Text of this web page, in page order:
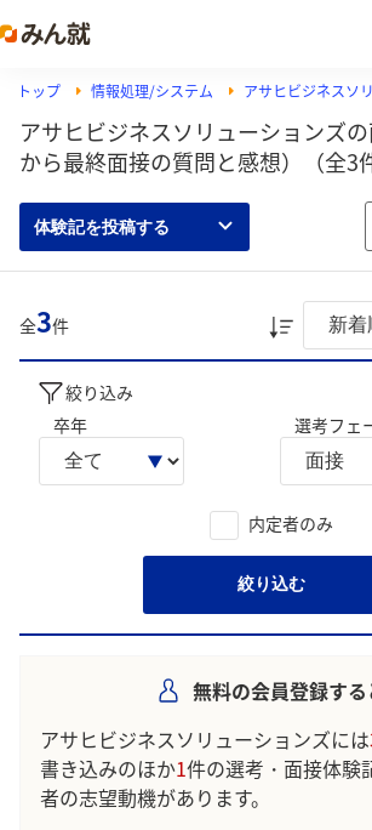
トップ 情報処理/システム アサヒビジネスソ
アサヒビジネスソリューションズ
から最終面接の質問と感想）（全3
体験記を投稿する
全3件
絞り込み
卒年
選考フェ
内定者のみ
絞り込む
無料の会員登録する
アサヒビジネスソリューションズには
書き込みのほか1件の選考・面接体験
者の志望動機があります。